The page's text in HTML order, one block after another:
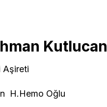
Kutlucan
Aşireti
H.Hemo Oğlu